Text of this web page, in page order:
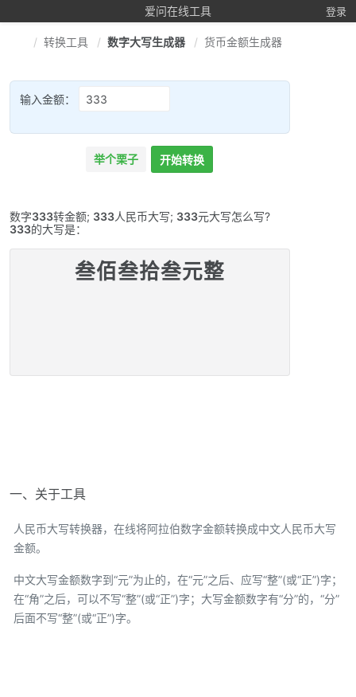
爱问在线工具 登录
转换工具 数字大写生成器 货币金额生成器
输入金额：
举个栗子 开始转换
数字333转金额; 333人民币大写; 333元大写怎么写?
333的大写是：
叁佰叁拾叁元整
一、关于工具
人民币大写转换器，在线将阿拉伯数字金额转换成中文人民币大写
金额。
中文大写金额数字到“元”为止的，在“元”之后、应写“整”(或“正”)字；
在“角”之后，可以不写“整”(或“正”)字；大写金额数字有“分”的，“分”
后面不写“整”(或“正”)字。